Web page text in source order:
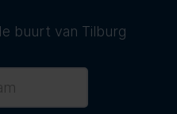
buurt van Tilburg